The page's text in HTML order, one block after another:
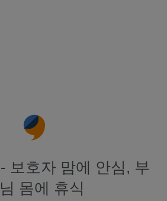
보호자 맘에 안심, 부
몸에 휴식